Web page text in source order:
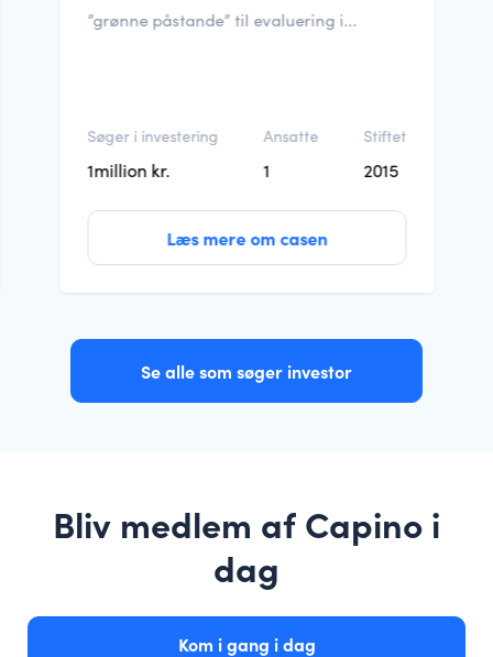
”grønne påstande” til evaluering i...
Søger i investering
1million kr.
Ansatte
1
Stiftet
2015
Læs mere om casen
Se alle som søger investor
Bliv medlem af Capino i
dag
Kom i gang i dag